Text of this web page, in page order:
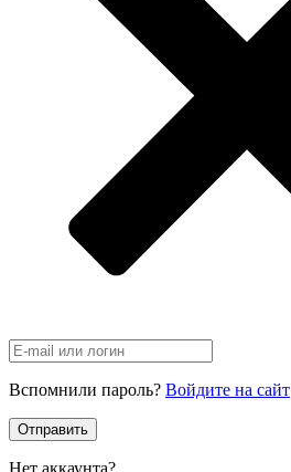
Вспомнили пароль? Войдите на сайт
Отправить
Нет аккаунта?